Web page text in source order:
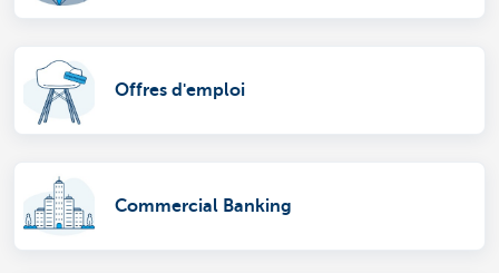
Offres d'emploi
Commercial Banking